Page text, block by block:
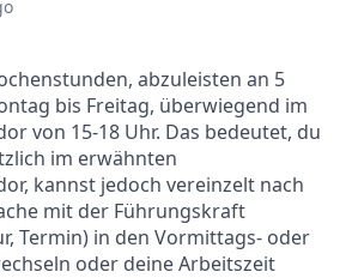
abzuleisten an 5
bis Freitag, überwiegend im
von 15-18 Uhr. Das bedeutet, du
im erwähnten
kannst jedoch vereinzelt nach
mit der Führungskraft
Termin) in den Vormittags- oder
oder deine Arbeitszeit